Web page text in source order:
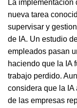
La implementación
nueva tarea
supervisar y
de IA. Un estudio
empleados pasan
haciendo que la IA
trabajo perdido.
considera que la
de las empresas